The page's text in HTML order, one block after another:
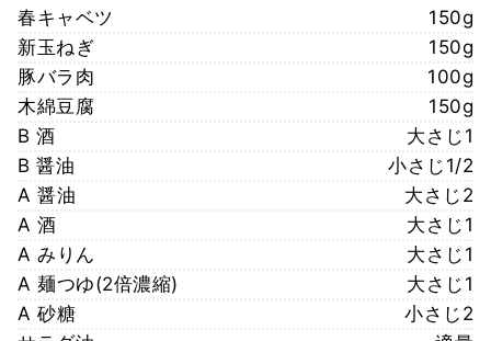
春キャベツ
150g
新玉ねぎ
150g
豚バラ肉
100g
木綿豆腐
150g
B 酒
大さじ1
B 醤油
小さじ1/2
A 醤油
大さじ2
A 酒
大さじ1
A みりん
大さじ1
A 麺つゆ(2倍濃縮)
大さじ1
A 砂糖
小さじ2